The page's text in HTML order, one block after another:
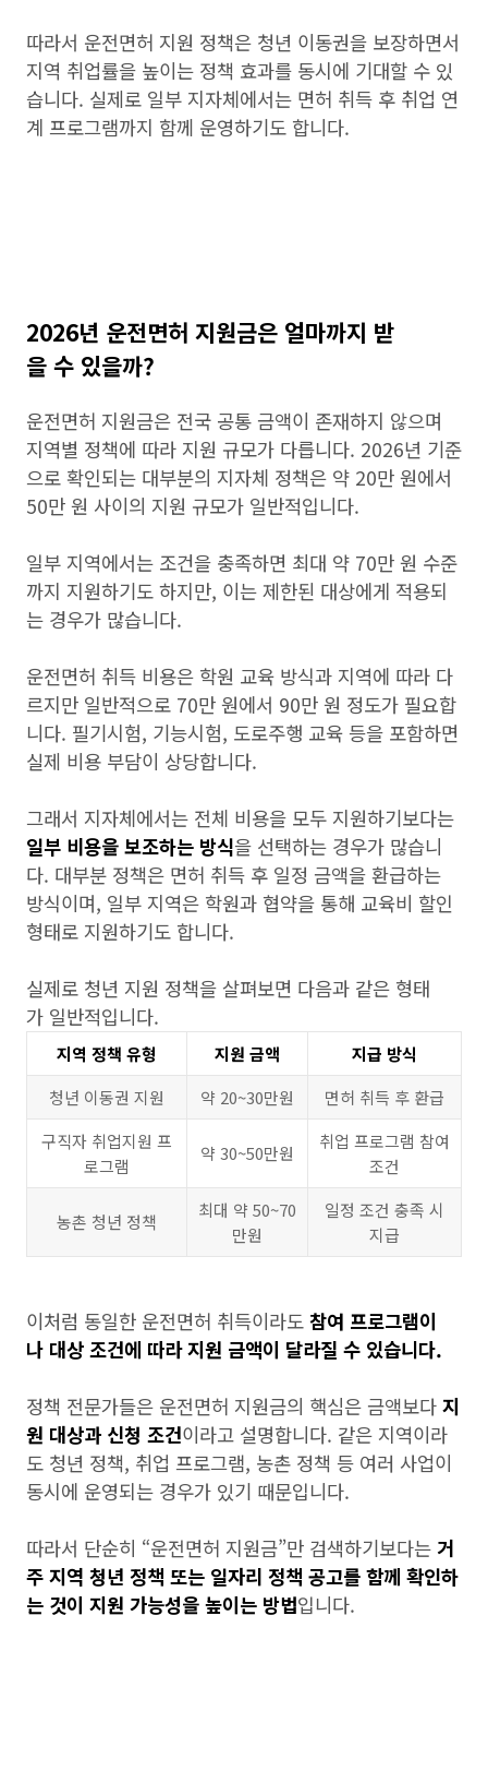
따라서 운전면허 지원 정책은 청년 이동권을 보장하면서
지역 취업률을 높이는 정책 효과를 동시에 기대할 수 있
습니다. 실제로 일부 지자체에서는 면허 취득 후 취업 연
계 프로그램까지 함께 운영하기도 합니다.
2026년 운전면허 지원금은 얼마까지 받
을 수 있을까?
운전면허 지원금은 전국 공통 금액이 존재하지 않으며
지역별 정책에 따라 지원 규모가 다릅니다. 2026년 기준
으로 확인되는 대부분의 지자체 정책은 약 20만 원에서
50만 원 사이의 지원 규모가 일반적입니다.
일부 지역에서는 조건을 충족하면 최대 약 70만 원 수준
까지 지원하기도 하지만, 이는 제한된 대상에게 적용되
는 경우가 많습니다.
운전면허 취득 비용은 학원 교육 방식과 지역에 따라 다
르지만 일반적으로 70만 원에서 90만 원 정도가 필요합
니다. 필기시험, 기능시험, 도로주행 교육 등을 포함하면
실제 비용 부담이 상당합니다.
그래서 지자체에서는 전체 비용을 모두 지원하기보다는
일부 비용을 보조하는 방식을 선택하는 경우가 많습니
다. 대부분 정책은 면허 취득 후 일정 금액을 환급하는
방식이며, 일부 지역은 학원과 협약을 통해 교육비 할인
형태로 지원하기도 합니다.
실제로 청년 지원 정책을 살펴보면 다음과 같은 형태
가 일반적입니다.
지역 정책 유형 지원 금액
지급 방식
청년 이동권 지원
약 20~30만원
면허 취득 후 환급
구직자 취업지원 프
로그램
약 30~50만원
취업 프로그램 참여
조건
농촌 청년 정책
최대 약 50~70
만원
일정 조건 충족 시
지급
이처럼 동일한 운전면허 취득이라도 참여 프로그램이
나 대상 조건에 따라 지원 금액이 달라질 수 있습니다.
정책 전문가들은 운전면허 지원금의 핵심은 금액보다 지
원 대상과 신청 조건이라고 설명합니다. 같은 지역이라
도 청년 정책, 취업 프로그램, 농촌 정책 등 여러 사업이
동시에 운영되는 경우가 있기 때문입니다.
따라서 단순히 “운전면허 지원금”만 검색하기보다는 거
주 지역 청년 정책 또는 일자리 정책 공고를 함께 확인하
는 것이 지원 가능성을 높이는 방법입니다.